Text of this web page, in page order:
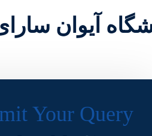
آیوان
Your Query